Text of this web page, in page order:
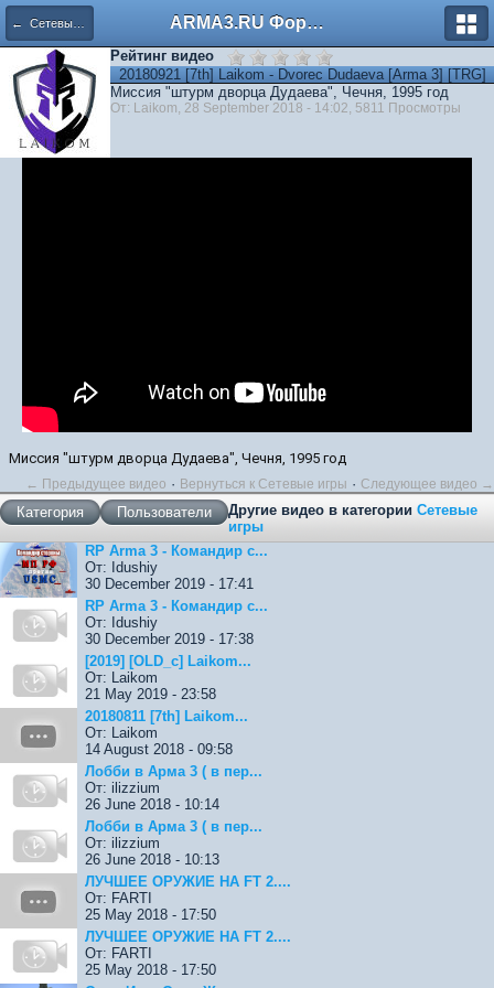
← Сетевые игры ARMA3.RU Форум
Рейтинг видео
20180921 [7th] Laikom - Dvorec Dudaeva [Arma 3] [TRG]
Миссия "штурм дворца Дудаева", Чечня, 1995 год
От: Laikom, 28 September 2018 - 14:02, 5811 Просмотры
Миссия "штурм дворца Дудаева", Чечня, 1995 год
← Предыдущее видео · Вернуться к Сетевые игры · Следующее видео →
Категория Пользователи Другие видео в категории Сетевые
игры
RP Arma 3 - Командир с...
От: Idushiy
30 December 2019 - 17:41
RP Arma 3 - Командир с...
От: Idushiy
30 December 2019 - 17:38
[2019] [OLD_c] Laikom...
От: Laikom
21 May 2019 - 23:58
20180811 [7th] Laikom...
От: Laikom
14 August 2018 - 09:58
Лобби в Арма 3 ( в пер...
От: ilizzium
26 June 2018 - 10:14
Лобби в Арма 3 ( в пер...
От: ilizzium
26 June 2018 - 10:13
ЛУЧШЕЕ ОРУЖИЕ НА FT 2....
От: FARTI
25 May 2018 - 17:50
ЛУЧШЕЕ ОРУЖИЕ НА FT 2....
От: FARTI
25 May 2018 - 17:50